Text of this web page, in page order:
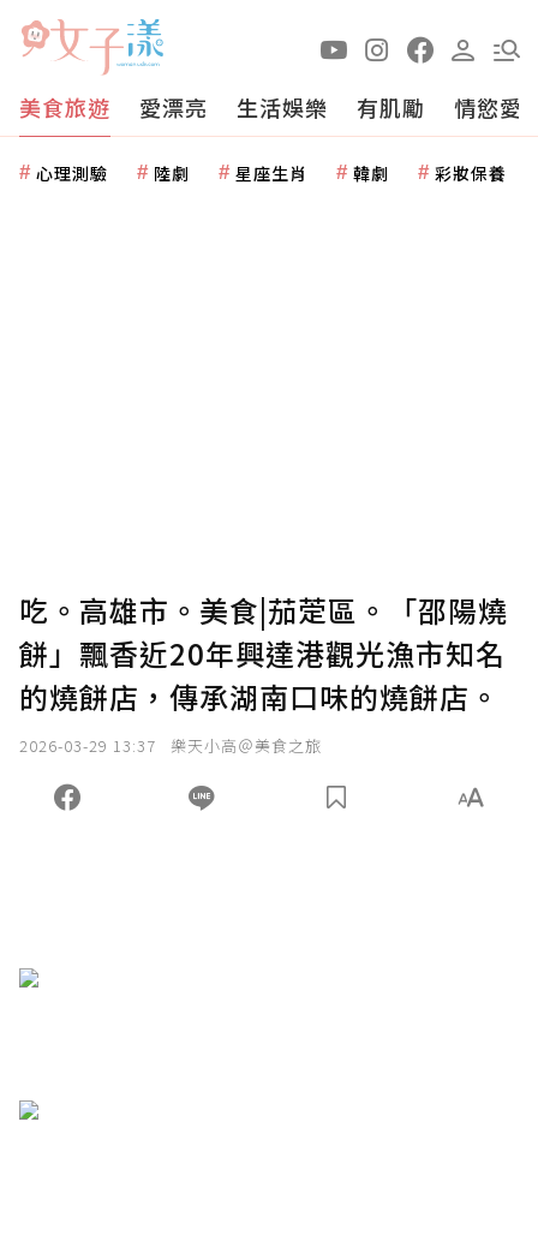
美食旅遊 愛漂亮 生活娛樂 有肌勵 情慾愛
心理測驗 陸劇 星座生肖 韓劇 彩妝保養
吃。高雄市。美食|茄萣區。「邵陽燒
餅」飄香近20年興達港觀光漁市知名
的燒餅店，傳承湖南口味的燒餅店。
2026-03-29 13:37 樂天小高＠美食之旅